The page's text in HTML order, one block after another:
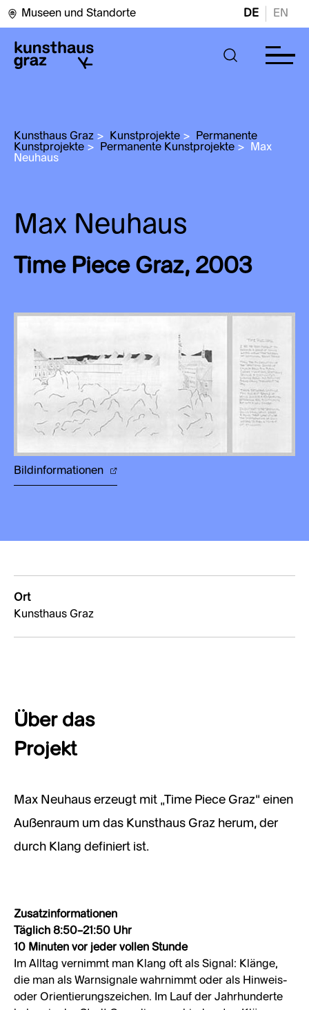
Museen und Standorte DE EN
Kunsthaus Graz > Kunstprojekte > Permanente
Kunstprojekte > Permanente Kunstprojekte >
Max
Neuhaus
Max Neuhaus
Time Piece Graz, 2003
Bildinformationen
Ort
Kunsthaus Graz
Über das
Projekt
Max Neuhaus erzeugt mit „Time Piece Graz“ einen
Außenraum um das Kunsthaus Graz herum, der
durch Klang definiert ist.
Zusatzinformationen
Täglich 8:50–21:50 Uhr
10 Minuten vor jeder vollen Stunde
Im Alltag vernimmt man Klang oft als Signal: Klänge,
die man als Warnsignale wahrnimmt oder als Hinweis-
oder Orientierungszeichen. Im Lauf der Jahrhunderte